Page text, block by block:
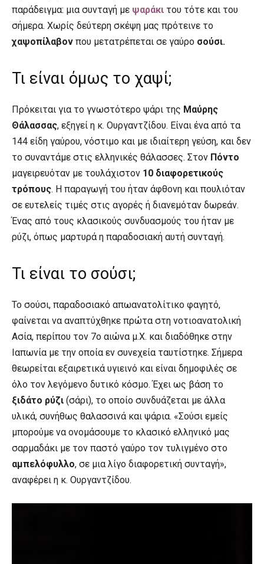
παράδειγμα: μια συνταγή με ψαράκι του τότε και του
σήμερα. Χωρίς δεύτερη σκέψη μας πρότεινε το
χαψοπίλαβον που μετατρέπεται σε γαύρο σούσι.
Τι είναι όμως το χαψί;
Πρόκειται για το γνωστότερο ψάρι της Μαύρης
Θάλασσας, εξηγεί η κ. Ουργαντζίδου. Είναι ένα από τα
144 είδη γαύρου, νόστιμο και με ιδιαίτερη γεύση, και δεν
το συναντάμε στις ελληνικές θάλασσες. Στον Πόντο
μαγειρευόταν με τουλάχιστον 10 διαφορετικούς
τρόπους. Η παραγωγή του ήταν άφθονη και πουλιόταν
σε ευτελείς τιμές στις αγορές ή διανεμόταν δωρεάν.
Ένας από τους κλασικούς συνδυασμούς του ήταν με
ρύζι, όπως μαρτυρά η παραδοσιακή αυτή συνταγή.
Τι είναι το σούσι;
Το σούσι, παραδοσιακό απωανατολίτικο φαγητό,
φαίνεται να αναπτύχθηκε πρώτα στη νοτιοανατολική
Ασία, περίπου τον 7ο αιώνα μ.Χ. και διαδόθηκε στην
Ιαπωνία με την οποία εν συνεχεία ταυτίστηκε. Σήμερα
θεωρείται εξαιρετικά υγιεινό και είναι δημοφιλές σε
όλο τον λεγόμενο δυτικό κόσμο. Έχει ως βάση το
ξιδάτο ρύζι (σάρι), το οποίο συνδυάζεται με άλλα
υλικά, συνήθως θαλασσινά και ψάρια. «Σούσι εμείς
μπορούμε να ονομάσουμε το κλασικό ελληνικό μας
σαρμαδάκι με τον παστό γαύρο τον τυλιγμένο στο
αμπελόφυλλο, σε μια λίγο διαφορετική συνταγή»,
αναφέρει η κ. Ουργαντζίδου.